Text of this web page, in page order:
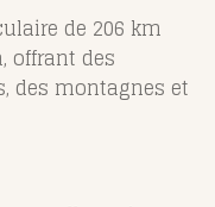
de 206 km
offrant des
des montagnes et